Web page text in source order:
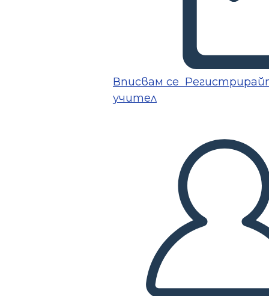
Вписвам се
учител